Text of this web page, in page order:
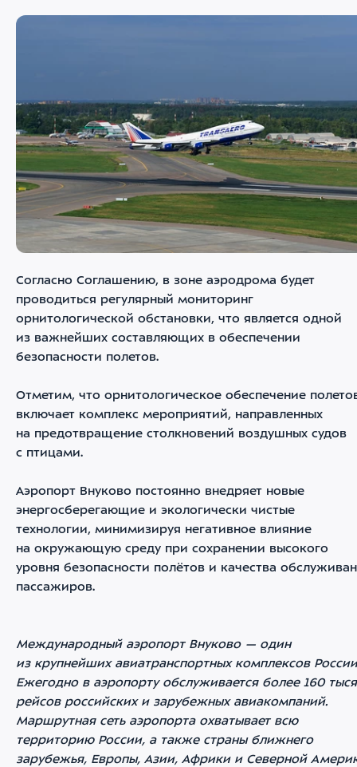
Согласно Соглашению, в зоне аэродрома будет
проводиться регулярный мониторинг
орнитологической обстановки, что является одной
из важнейших составляющих в обеспечении
безопасности полетов.
Отметим, что орнитологическое обеспечение
включает комплекс мероприятий, направленных
на предотвращение столкновений воздушных судов
с птицами.
Аэропорт Внуково постоянно внедряет новые
энергосберегающие и экологически чистые
технологии, минимизируя негативное влияние
на окружающую среду при сохранении высокого
уровня безопасности полётов и качества
пассажиров.
Международный аэропорт Внуково — один
из крупнейших авиатранспортных комплексов
Ежегодно в аэропорту обслуживается более 160
рейсов российских и зарубежных авиакомпаний.
Маршрутная сеть аэропорта охватывает всю
территорию России, а также страны ближнего
зарубежья, Европы, Азии, Африки и Северной